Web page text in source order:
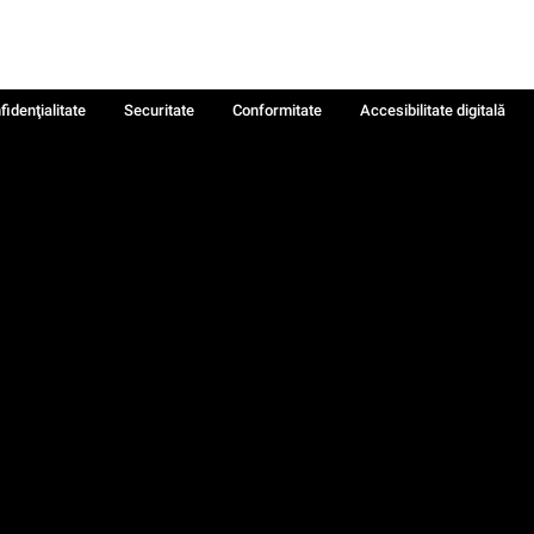
Securitate Conformitate
Accesibilitate digitală